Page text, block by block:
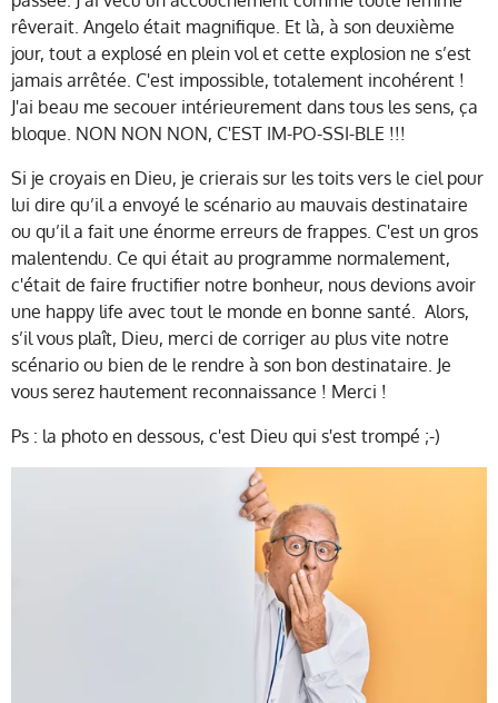
rêverait. Angelo était magnifique. Et là, à son deuxième
jour, tout a explosé en plein vol et cette explosion ne s’est
jamais arrêtée. C'est impossible, totalement incohérent !
J'ai beau me secouer intérieurement dans tous les sens, ça
bloque. NON NON NON, C'EST IM-PO-SSI-BLE !!!
Si je croyais en Dieu, je crierais sur les toits vers le ciel pour
lui dire qu’il a envoyé le scénario au mauvais destinataire
ou qu’il a fait une énorme erreurs de frappes. C'est un gros
malentendu. Ce qui était au programme normalement,
c'était de faire fructifier notre bonheur, nous devions avoir
une happy life avec tout le monde en bonne santé. Alors,
s’il vous plaît, Dieu, merci de corriger au plus vite notre
scénario ou bien de le rendre à son bon destinataire. Je
vous serez hautement reconnaissance ! Merci !
Ps : la photo en dessous, c'est Dieu qui s'est trompé ;-)